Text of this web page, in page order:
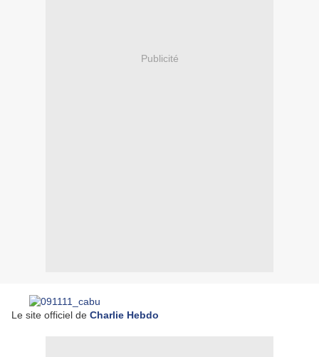
Publicité
Le site officiel de Charlie Hebdo